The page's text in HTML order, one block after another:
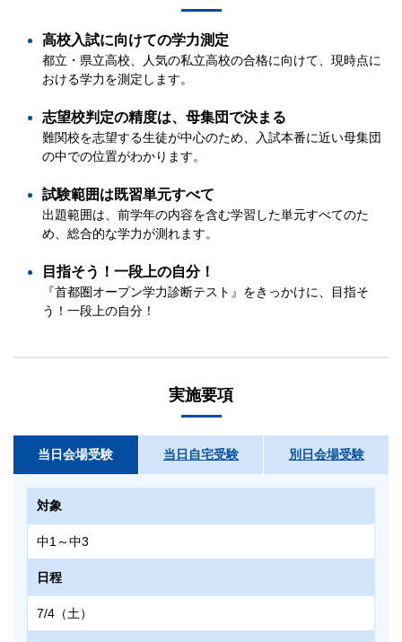
高校入試に向けての学力測定
都立・県立高校、人気の私立高校の合格に向けて、現時点に
おける学力を測定します。
志望校判定の精度は、母集団で決まる
難関校を志望する生徒が中心のため、入試本番に近い母集団
の中での位置がわかります。
試験範囲は既習単元すべて
出題範囲は、前学年の内容を含む学習した単元すべてのた
め、総合的な学力が測れます。
目指そう！一段上の自分！
『首都圏オープン学力診断テスト』をきっかけに、目指そ
う！一段上の自分！
実施要項
当日会場受験 当日自宅受験 別日会場受験
対象
中1～中3
日程
7/4（土）